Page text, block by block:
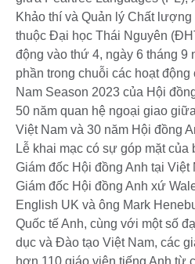
Khảo thí và Quản lý Chất
thuộc Đại học Thái Nguyên
động vào thứ 4, ngày 6 tháng 9
phần trong chuỗi các hoạt
Nam Season 2023 của Hội
50 năm quan hệ ngoại giao
Việt Nam và 30 năm Hội đồng
Lễ khai mạc có sự góp mặt của
Giám đốc Hội đồng Anh tại Việt
Giám đốc Hội đồng Anh xứ
English UK và ông Mark
Quốc tế Anh, cùng với một số
dục và Đào tạo Việt Nam, các
hơn 110 giáo viên tiếng Anh từ